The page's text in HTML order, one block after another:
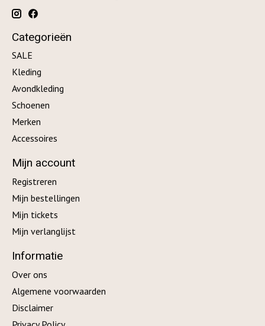
Categorieën
SALE
Kleding
Avondkleding
Schoenen
Merken
Accessoires
Mijn account
Registreren
Mijn bestellingen
Mijn tickets
Mijn verlanglijst
Informatie
Over ons
Algemene voorwaarden
Disclaimer